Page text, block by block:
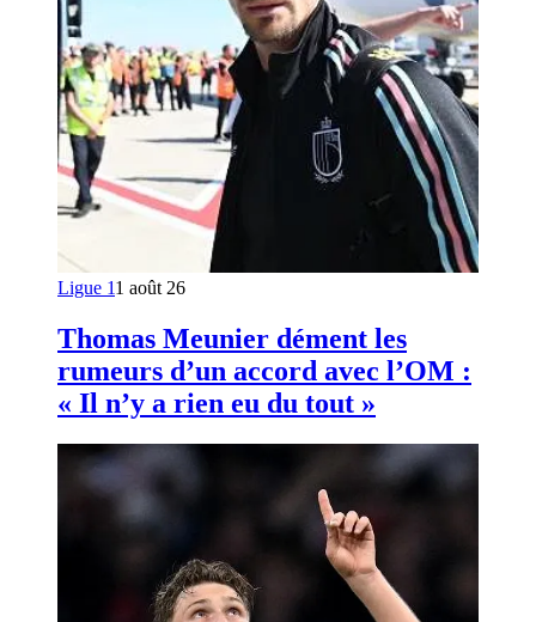
Ligue 11 août 26
Thomas Meunier dément les
rumeurs d’un accord avec l’OM :
« Il n’y a rien eu du tout »